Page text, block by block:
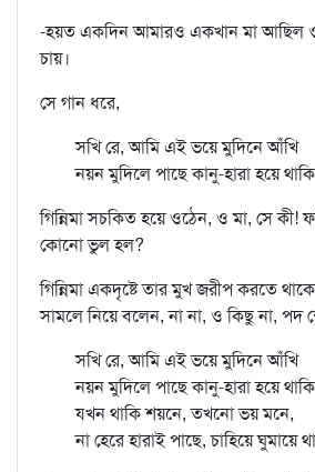
-হয়ত একদিন আমারও একখান মা আছিল
চায়।
সে গান ধরে,
সখি রে, আমি এই ভয়ে মুদিনে আঁখি
নয়ন মুদিলে পাছে কানু-হারা হয়ে
গিন্নিমা সচকিত হয়ে ওঠেন, ও মা, সে কী!
কোনো ভুল হল?
গিন্নিমা একদৃষ্টে তার মুখ জরীপ করতে
সামলে নিয়ে বলেন, না না, ও কিছু না, পদ
সখি রে, আমি এই ভয়ে মুদিনে আঁখি
নয়ন মুদিলে পাছে কানু-হারা হয়ে
যখন থাকি শয়নে, তখনো ভয় মনে,
না হেরে হারাই পাছে, চাহিয়ে ঘুমায়ে